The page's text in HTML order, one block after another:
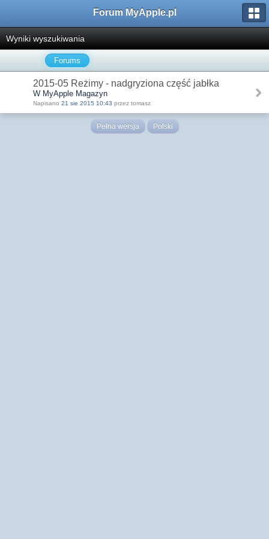
Forum MyApple.pl
Wyniki wyszukiwania
Forums
2015-05 Reżimy - nadgryziona część jabłka
W MyApple Magazyn
Napisano 21 sie 2015 10:43 przez tomasz
Pełna wersja Polski